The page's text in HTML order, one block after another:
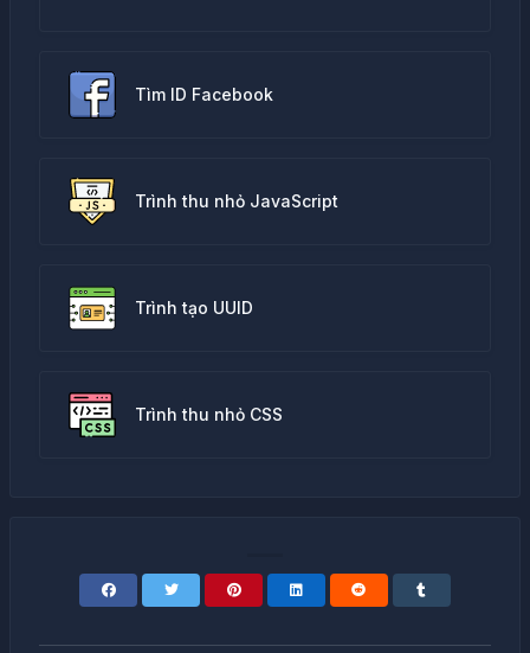
Tìm ID Facebook
Trình thu nhỏ JavaScript
Trình tạo UUID
Trình thu nhỏ CSS